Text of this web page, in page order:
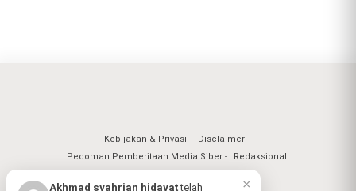
Kebijakan & Privasi
Disclaimer
Pedoman Pemberitaan Media Siber
Redaksional
×
Akhmad syahrian hidayattelah